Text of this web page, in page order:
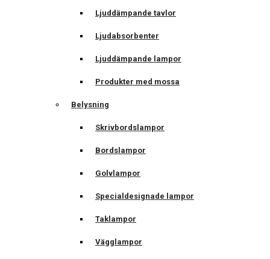
Ljuddämpande tavlor
Ljudabsorbenter
Ljuddämpande lampor
Produkter med mossa
Belysning
Skrivbordslampor
Bordslampor
Golvlampor
Specialdesignade lampor
Taklampor
Vägglampor